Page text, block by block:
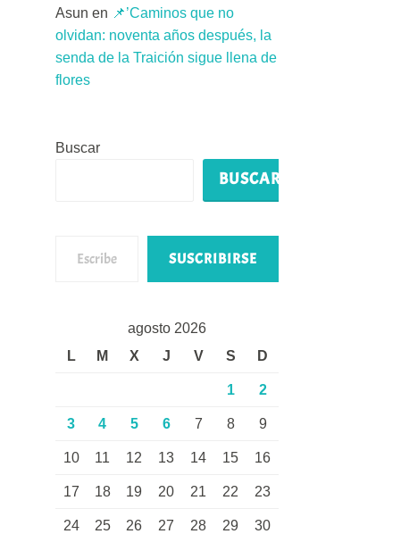
Asun en 📌’Caminos que no
olvidan: noventa años después, la
senda de la Traición sigue llena de
flores
Buscar
BUSCAR
SUSCRIBIRSE
agosto 2026
L
M X J V S D
1 2
3 4 5 6 7 8 9
10 11 12 13 14 15 16
17 18 19 20 21 22 23
24 25 26 27 28 29 30